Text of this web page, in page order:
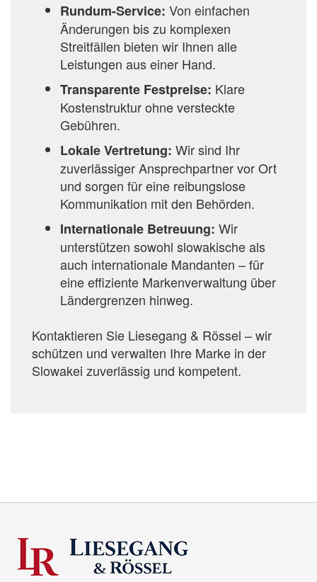
Rundum-Service: Von einfachen
Änderungen bis zu komplexen
Streitfällen bieten wir Ihnen alle
Leistungen aus einer Hand.
Transparente Festpreise: Klare
Kostenstruktur ohne versteckte
Gebühren.
Lokale Vertretung: Wir sind Ihr
zuverlässiger Ansprechpartner vor Ort
und sorgen für eine reibungslose
Kommunikation mit den Behörden.
Internationale Betreuung: Wir
unterstützen sowohl slowakische als
auch internationale Mandanten – für
eine effiziente Markenverwaltung über
Ländergrenzen hinweg.
Kontaktieren Sie Liesegang & Rössel – wir
schützen und verwalten Ihre Marke in der
Slowakei zuverlässig und kompetent.